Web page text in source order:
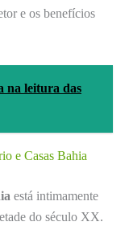
e os benefícios
na leitura das
e Casas Bahia
está intimamente
do século XX.